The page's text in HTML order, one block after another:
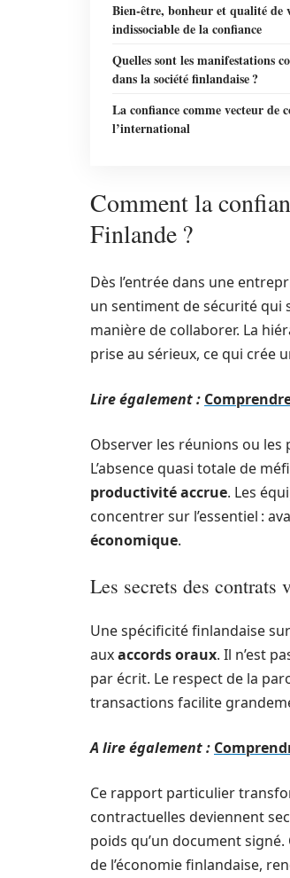
Bien-être, bonheur et qualité
indissociable de la confiance
Quelles sont les manifestations
dans la société finlandaise ?
La confiance comme vecteur de
l’international
Comment la
Finlande ?
Dès l’entrée dans une
un sentiment de sécurité qui
manière de collaborer. La
prise au sérieux, ce qui crée
Lire également :
Observer les réunions ou
L’absence quasi totale de
productivité accrue. Les
concentrer sur l’essentiel :
économique.
Les secrets des contrats
Une spécificité finlandaise
auxaccords oraux. Il n’est
par écrit. Le respect de la
transactions facilite
A lire également :
Ce rapport particulier
contractuelles deviennent
poids qu’un document
de l’économie finlandaise,